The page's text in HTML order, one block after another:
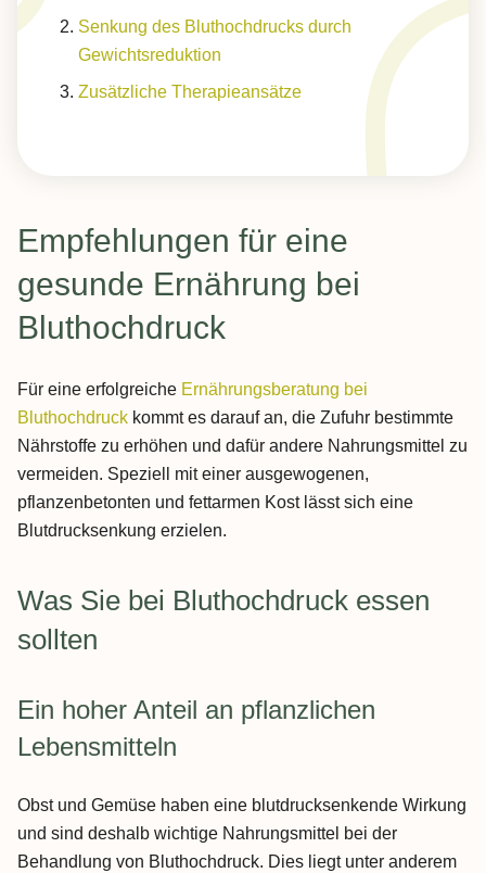
Senkung des Bluthochdrucks durch
Gewichtsreduktion
Zusätzliche Therapieansätze
Empfehlungen für eine
gesunde Ernährung bei
Bluthochdruck
Für eine erfolgreiche Ernährungsberatung bei
Bluthochdruck kommt es darauf an, die Zufuhr bestimmte
Nährstoffe zu erhöhen und dafür andere Nahrungsmittel zu
vermeiden. Speziell mit einer ausgewogenen,
pflanzenbetonten und fettarmen Kost lässt sich eine
Blutdrucksenkung erzielen.
Was Sie bei Bluthochdruck essen
sollten
Ein hoher Anteil an pflanzlichen
Lebensmitteln
Obst und Gemüse haben eine blutdrucksenkende Wirkung
und sind deshalb wichtige Nahrungsmittel bei der
Behandlung von Bluthochdruck. Dies liegt unter anderem